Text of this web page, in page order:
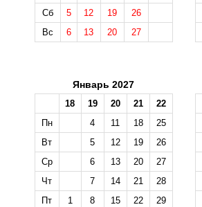
Сб
5 12 19
26
Вс
6 13 20 27
Январь 2027
18 19 20 21
22
Пн
4 11 18
25
Вт
5 12 19
26
Ср
6 13 20
27
Чт
7 14 21
28
Пт
1 8 15 22
29